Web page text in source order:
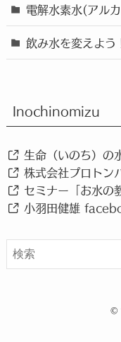
電解水素水(アル
飲み水を変えよう
Inochinomizu
生命（いのち）の
株式会社プロトン
セミナー「お水の
小羽田健雄
©